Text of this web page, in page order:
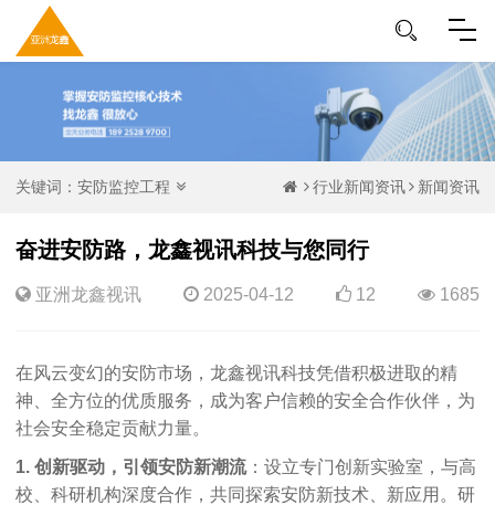
关键词： 安防监控工程 行业新闻资讯 新闻资讯
奋进安防路，龙鑫视讯科技与您同行
亚洲龙鑫视讯 2025-04-12 12 1685
在风云变幻的安防市场，龙鑫视讯科技凭借积极进取的精
神、全方位的优质服务，成为客户信赖的安全合作伙伴，为
社会安全稳定贡献力量。
1. 创新驱动，引领安防新潮流 ：设立专门创新实验室，与高
校、科研机构深度合作，共同探索安防新技术、新应用。研